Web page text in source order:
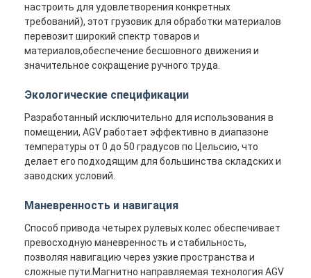
Главная страница
Продукция
Наша фабрика
контроль качества
Новости
Все случаи
настроить для удовлетворения конкретных
требований), этот грузовик для обработки материалов
перевозит широкий спектр товаров и
материалов,обеспечение бесшовного движения и
значительное сокращение ручного труда.
Экологические спецификации
Разработанный исключительно для использования в
помещении, AGV работает эффективно в диапазоне
температуры от 0 до 50 градусов по Цельсию, что
делает его подходящим для большинства складских и
заводских условий.
Маневренность и навигация
Способ привода четырех рулевых колес обеспечивает
превосходную маневренность и стабильность,
позволяя навигацию через узкие пространства и
сложные пути.Магнитно направляемая технология AGV